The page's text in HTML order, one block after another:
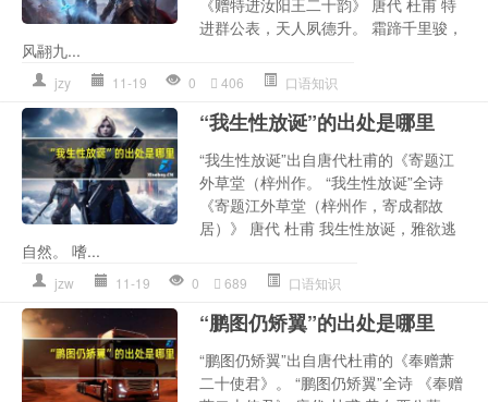
进群公表，天人夙德升。 霜蹄千里骏，
风翮九...
jzy 11-19 0 406 口语知识
“我生性放诞”的出处是哪里
“我生性放诞”出自唐代杜甫的《寄题江
外草堂（梓州作。 “我生性放诞”全诗
《寄题江外草堂（梓州作，寄成都故
居）》 唐代 杜甫 我生性放诞，雅欲逃
自然。 嗜...
jzw 11-19 0 689 口语知识
“鹏图仍矫翼”的出处是哪里
“鹏图仍矫翼”出自唐代杜甫的《奉赠萧
二十使君》。 “鹏图仍矫翼”全诗 《奉赠